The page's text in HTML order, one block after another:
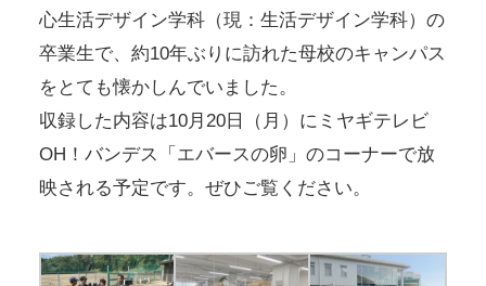
心生活デザイン学科（現：生活デザイン学科）の
卒業生で、約10年ぶりに訪れた母校のキャンパス
をとても懐かしんでいました。
収録した内容は10月20日（月）にミヤギテレビ
OH！バンデス「エバースの卵」のコーナーで放
映される予定です。ぜひご覧ください。